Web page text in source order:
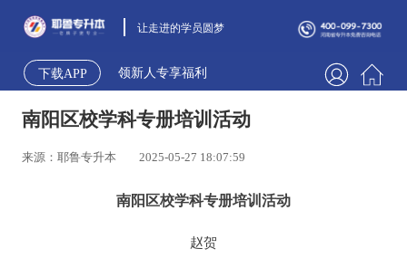
让走进的学员圆梦
下载APP 领新人专享福利
南阳区校学科专册培训活动
来源：耶鲁专升本 2025-05-27 18:07:59
南阳区校学科专册培训活动
赵贺